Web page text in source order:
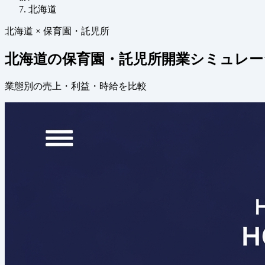
北海道
北海道 × 保育園・託児所
北海道の保育園・託児所開業シミュレ
業態別の売上・利益・時給を比較